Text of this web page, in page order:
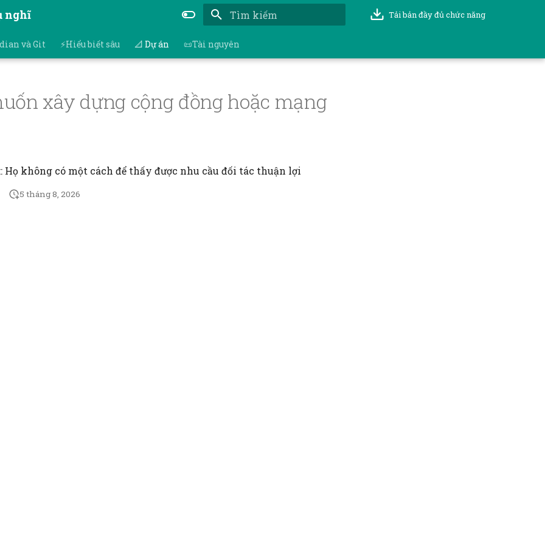
nghĩ Tải bản đầy đủ chức năng
và Git ⚡Hiểu biết sâu 📐 Dự án 📜Tài nguyên
xây dựng cộng đồng hoặc mạng
Họ không có một cách để thấy được nhu cầu đối tác thuận lợi
5 tháng 8, 2026